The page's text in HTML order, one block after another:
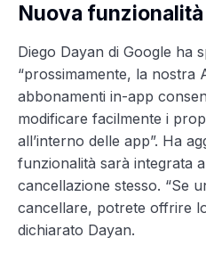
Nuova
Diego Dayan di Google ha
“prossimamente, la nostra
abbonamenti in-app
modificare facilmente i
all’interno delle app”. Ha
funzionalità sarà integrata
cancellazione stesso. “Se
cancellare, potrete offrire
dichiarato Dayan.